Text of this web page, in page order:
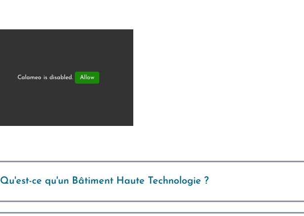
Calameo is disabled. Allow
Qu'est-ce qu'un Bâtiment Haute Technologie ?